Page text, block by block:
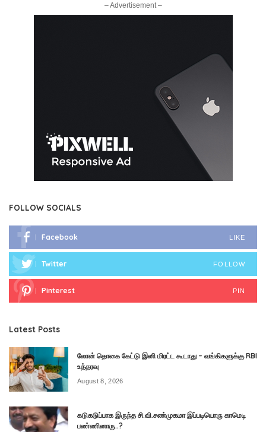
– Advertisement –
FOLLOW SOCIALS
Facebook LIKE
Twitter FOLLOW
Pinterest PIN
Latest Posts
லோன் தொகை கேட்டு இனி மிரட்ட கூடாது – வங்கிகளுக்கு RBI
உத்தரவு
August 8, 2026
கடுகடுப்பாக இருந்த சி.வி.சண்முகமா இப்படியொரு காமெடி
பண்ணினாரு..?